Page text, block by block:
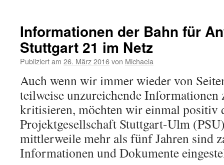
Informationen der Bahn für
Stuttgart 21 im Netz
Publiziert am 26. März 2016von Michaela
Auch wenn wir immer wieder von
teilweise unzureichende Informationen
kritisieren, möchten wir einmal positiv
Projektgesellschaft Stuttgart-Ulm
mittlerweile mehr als fünf Jahren sind
Informationen und Dokumente